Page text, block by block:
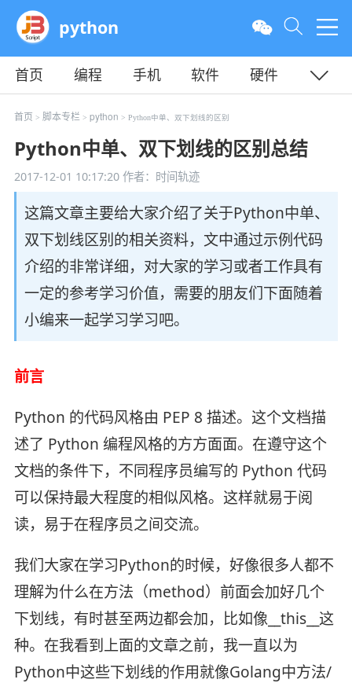
python
首页 编程 手机 软件
硬件
教程
平面 服务器
首页 > 脚本专栏> python > Python中单、双下划线的区别
Python中单、双下划线的区别总结
2017-12-01 10:17:20作者：时间轨迹
这篇文章主要给大家介绍了关于Python中单、
双下划线区别的相关资料，文中通过示例代码
介绍的非常详细，对大家的学习或者工作具有
一定的参考学习价值，需要的朋友们下面随着
小编来一起学习学习吧。
前言
Python 的代码风格由 PEP 8 描述。这个文档描
述了 Python 编程风格的方方面面。在遵守这个
文档的条件下，不同程序员编写的 Python 代码
可以保持最大程度的相似风格。这样就易于阅
读，易于在程序员之间交流。
我们大家在学习Python的时候，好像很多人都不
理解为什么在方法（method）前面会加好几个
下划线，有时甚至两边都会加，比如像__this__这
种。在我看到上面的文章之前，我一直以为
Python中这些下划线的作用就像Golang中方法/